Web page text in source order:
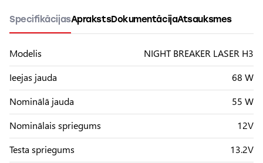
SpecifikācijasAprakstsDokumentācijaAtsauksmes
Modelis
NIGHT BREAKER LASER H3
Ieejas jauda
68 W
Nominālā jauda
55 W
Nominālais spriegums
12V
Testa spriegums
13.2V